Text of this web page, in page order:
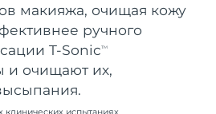
макияжа, очищая кожу
ручного
T-SonicTM
и очищают их,
Ожидаемая дата доставки
8/14/26
Ожидаемая дата доставки